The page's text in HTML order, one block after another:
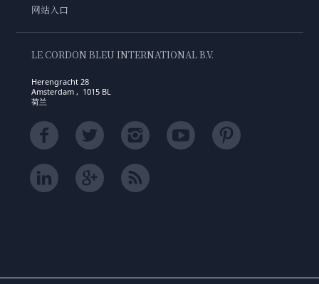
网站入口
LE CORDON BLEU INTERNATIONAL B.V.
Herengracht 28
Amsterdam , 1015 BL
荷兰